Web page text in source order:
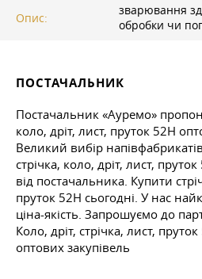
Опис:
зварювання
обробки чи
ПОСТАЧАЛЬНИК
Постачальник «Ауремо»
коло, дріт, лист, пруток 52Н
Великий вибір
стрічка, коло, дріт, лист,
від постачальника. Купити
пруток 52Н сьогодні. У нас
ціна-якість. Запрошуємо до
Коло, дріт, стрічка, лист,
оптових закупівель